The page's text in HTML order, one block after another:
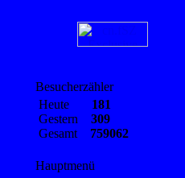
Besucherzähler
Heute 181
Gestern 309
Gesamt 759062
Hauptmenü